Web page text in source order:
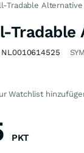
Tradable
NL0010614525
Watchlist
PKT